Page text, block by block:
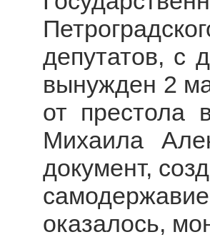
депутатов, с
вынужден 2
от престола
Михаила
документ,
оказалось,